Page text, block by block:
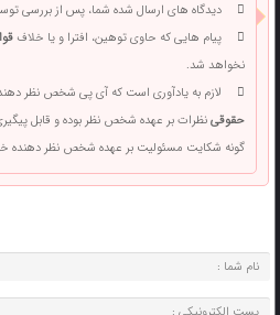
دیدگاه های ارسال شده شما، پس از بررسی
پیام هایی که حاوی توهین، افترا و یا خلاف
نخواهد شد.
لازم به یادآوری است که آی پی شخص نظر
حقوقینظرات بر عهده شخص نظر بوده و قابل
گونه شکایت مسئولیت بر عهده شخص نظر دهنده